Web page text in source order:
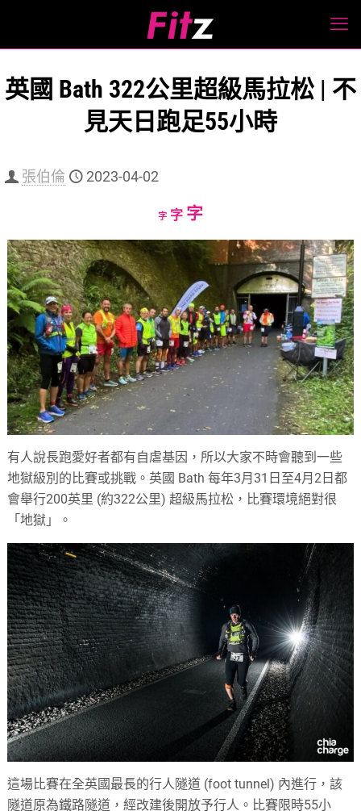
英國 Bath 322公里超級馬拉松 | 不
見天日跑足55小時
張伯倫 2023-04-02
字Decrease
size.
字Reset
size.
字Increase
size.
有人說長跑愛好者都有自虐基因，所以大家不時會聽到一些
地獄級別的比賽或挑戰。英國 Bath 每年3月31日至4月2日都
會舉行200英里 (約322公里) 超級馬拉松，比賽環境絕對很
「地獄」。
這場比賽在全英國最長的行人隧道 (foot tunnel) 內進行，該
隧道原為鐵路隧道，經改建後開放予行人。比賽限時55小